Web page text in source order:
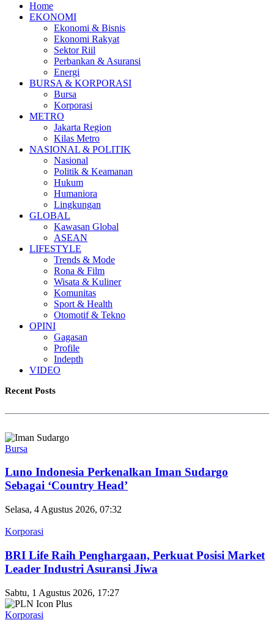
Home
EKONOMI
Ekonomi & Bisnis
Ekonomi Rakyat
Sektor Riil
Perbankan & Asuransi
Energi
BURSA & KORPORASI
Bursa
Korporasi
METRO
Jakarta Region
Kilas Metro
NASIONAL & POLITIK
Nasional
Politik & Keamanan
Hukum
Humaniora
Lingkungan
GLOBAL
Kawasan Global
ASEAN
LIFESTYLE
Trends & Mode
Rona & Film
Wisata & Kuliner
Komunitas
Sport & Health
Otomotif & Tekno
OPINI
Gagasan
Profile
Indepth
VIDEO
Recent Posts
Bursa
Luno Indonesia Perkenalkan Iman Sudargo
Sebagai ‘Country Head’
Selasa, 4 Agustus 2026, 07:32
Korporasi
BRI Life Raih Penghargaan, Perkuat Posisi Market
Leader Industri Asuransi Jiwa
Sabtu, 1 Agustus 2026, 17:27
Korporasi